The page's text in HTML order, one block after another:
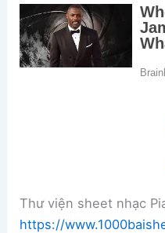
Thư viện sheet nhạc
https://